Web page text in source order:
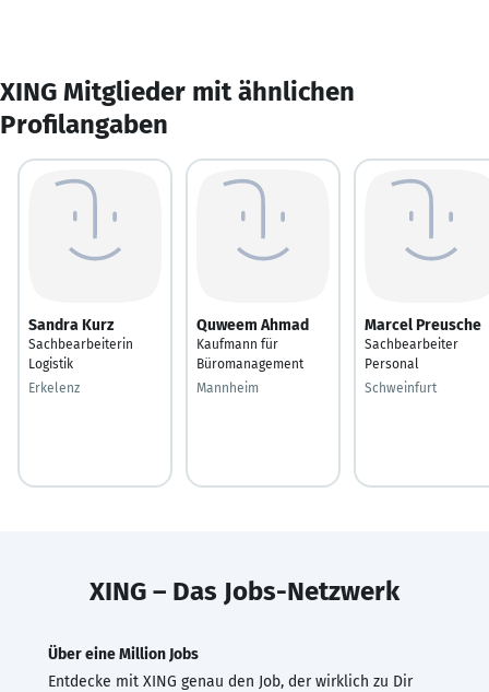
XING Mitglieder mit ähnlichen
Profilangaben
Sandra Kurz
Sachbearbeiterin
Logistik
Erkelenz
Quweem Ahmad
Kaufmann für
Büromanagement
Mannheim
Marcel Preusche
Sachbearbeiter
Personal
Schweinfurt
XING – Das Jobs-Netzwerk
Über eine Million Jobs
Entdecke mit XING genau den Job, der wirklich zu Dir